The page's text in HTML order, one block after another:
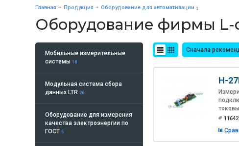
Главная Продукция Оборудование для автоматизации
Оборудование фирмы L-
Мобильные измерительные
системы 18
Модульная система сбора
данных LTR 26
Оборудование для измерения
качества электроэнергии по
ГОСТ 5
Сначала
H-